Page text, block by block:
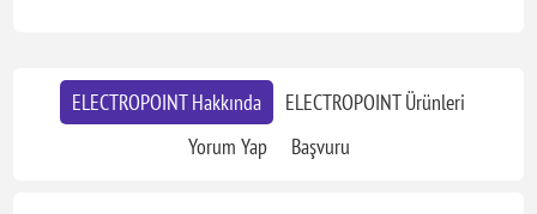
ELECTROPOINT Hakkında
ELECTROPOINT Ürünleri
Yorum Yap
Başvuru